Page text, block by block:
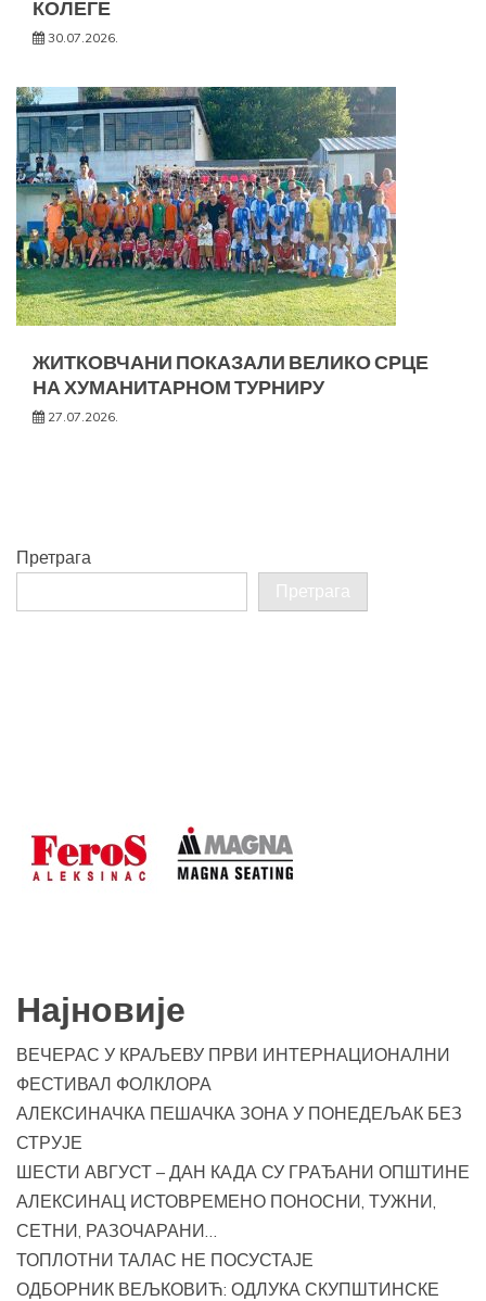
КОЛЕГЕ
30.07.2026.
ЖИТКОВЧАНИ ПОКАЗАЛИ ВЕЛИКО СРЦЕ
НА ХУМАНИТАРНОМ ТУРНИРУ
27.07.2026.
Претрага
Претрага
Најновије
ВЕЧЕРАС У КРАЉЕВУ ПРВИ ИНТЕРНАЦИОНАЛНИ
ФЕСТИВАЛ ФОЛКЛОРА
АЛЕКСИНАЧКА ПЕШАЧКА ЗОНА У ПОНЕДЕЉАК БЕЗ
СТРУЈЕ
ШЕСТИ АВГУСТ – ДАН КАДА СУ ГРАЂАНИ ОПШТИНЕ
АЛЕКСИНАЦ ИСТОВРЕМЕНО ПОНОСНИ, ТУЖНИ,
СЕТНИ, РАЗОЧАРАНИ…
ТОПЛОТНИ ТАЛАС НЕ ПОСУСТАЈЕ
ОДБОРНИК ВЕЉКОВИЋ: ОДЛУКА СКУПШТИНСКЕ